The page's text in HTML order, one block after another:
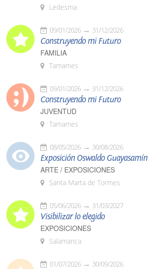
Ledesma
09/01/2026 31/12/2026
Construyendo mi Futuro
FAMILIA
Tamames
09/01/2026 31/12/2026
Construyendo mi Futuro
JUVENTUD
Tamames
08/05/2026 30/08/2026
Exposición Oswaldo Guayasamín
ARTE / EXPOSICIONES
Santa Marta de Tormes
05/06/2026 31/03/2027
Visibilizar lo elegido
EXPOSICIONES
Salamanca
01/07/2026 30/09/2026